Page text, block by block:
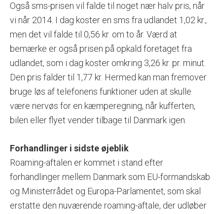
Også sms-prisen vil falde til noget nær halv pris, når
vi når 2014. I dag koster en sms fra udlandet 1,02 kr.,
men det vil falde til 0,56 kr. om to år. Værd at
bemærke er også prisen på opkald foretaget fra
udlandet, som i dag koster omkring 3,26 kr. pr. minut.
Den pris falder til 1,77 kr. Hermed kan man fremover
bruge løs af telefonens funktioner uden at skulle
være nervøs for en kæmperegning, når kufferten,
bilen eller flyet vender tilbage til Danmark igen.
Forhandlinger i sidste øjeblik
Roaming-aftalen er kommet i stand efter
forhandlinger mellem Danmark som EU-formandskab
og Ministerrådet og Europa-Parlamentet, som skal
erstatte den nuværende roaming-aftale, der udløber